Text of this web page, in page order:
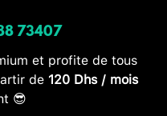
73407
et profite de tous
de 120 Dhs / mois
😎